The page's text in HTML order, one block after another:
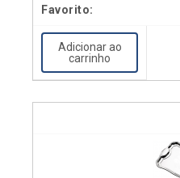
Adicionar ao
carrinho